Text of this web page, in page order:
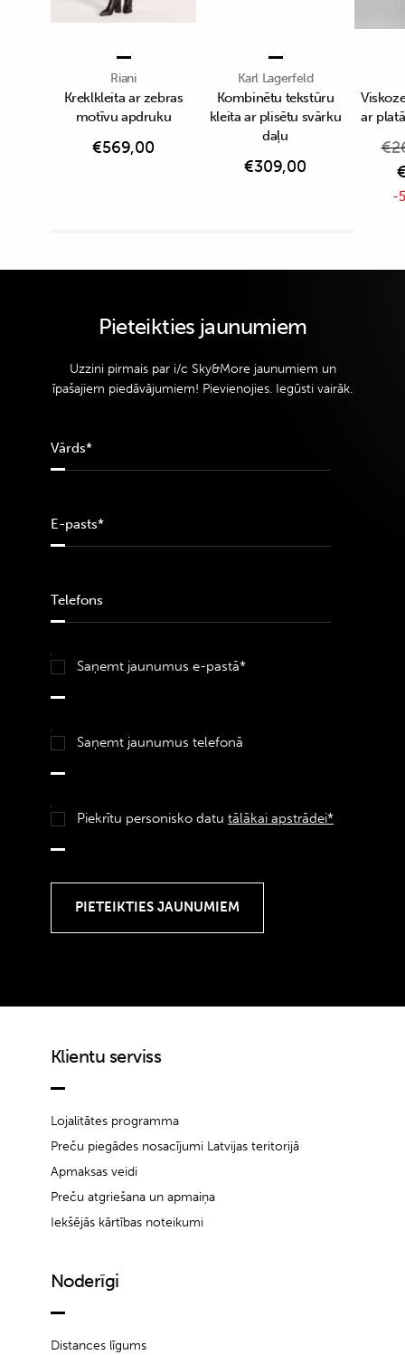
Riani
Kreklkleita ar zebras
motīvu apdruku
€569,00
Karl Lagerfeld
Kombinētu tekstūru
kleita ar plisētu svārku
daļu
€309,00
ar
€
-
Pieteikties jaunumiem
Uzzini pirmais par i/c Sky&More jaunumiem un
īpašajiem piedāvājumiem! Pievienojies. Iegūsti vairāk.
Saņemt jaunumus e-pastā*
Saņemt jaunumus telefonā
Piekrītu personisko datu tālākai apstrādei*
Klientu serviss
Lojalitātes programma
Preču piegādes nosacījumi Latvijas teritorijā
Apmaksas veidi
Preču atgriešana un apmaiņa
Iekšējās kārtības noteikumi
Noderīgi
Distances līgums